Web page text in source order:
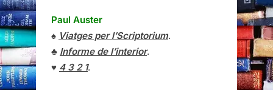
Paul Auster
♠ Viatges per l’Scriptorium.
♣ Informe de l’interior.
♥ 4 3 2 1.